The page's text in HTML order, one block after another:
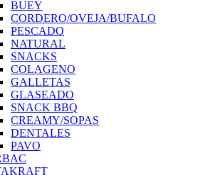
BUEY
CORDERO/OVEJA/BUFALO
PESCADO
NATURAL
SNACKS
COLAGENO
GALLETAS
GLASEADO
SNACK BBQ
CREAMY/SOPAS
DENTALES
PAVO